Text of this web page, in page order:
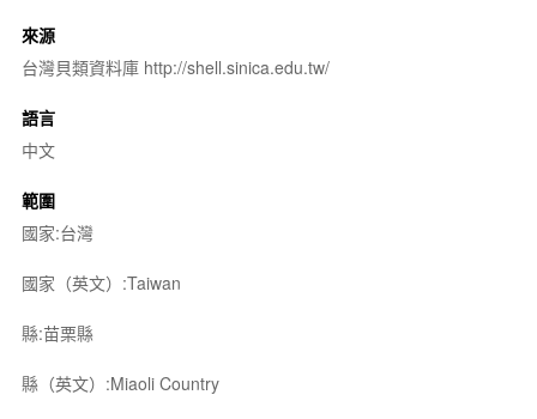
來源
台灣貝類資料庫 http://shell.sinica.edu.tw/
語言
中文
範圍
國家:台灣
國家（英文）:Taiwan
縣:苗栗縣
縣（英文）:Miaoli Country